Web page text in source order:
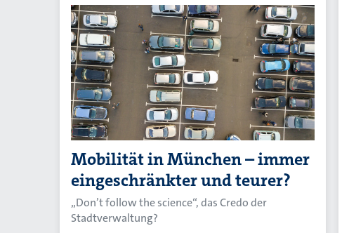
Mobilität in München – immer
eingeschränkter und teurer?
„Don’t follow the science“, das Credo der
Stadtverwaltung?